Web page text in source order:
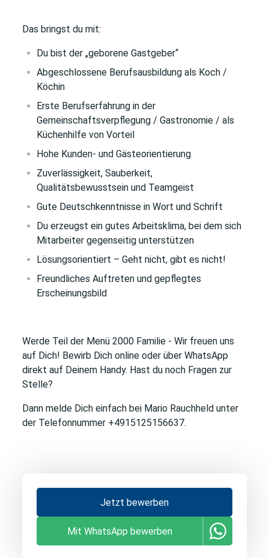
Das bringst du mit:
Du bist der „geborene Gastgeber“
Abgeschlossene Berufsausbildung als Koch /
Köchin
Erste Berufserfahrung in der
Gemeinschaftsverpflegung / Gastronomie / als
Küchenhilfe von Vorteil
Hohe Kunden- und Gästeorientierung
Zuverlässigkeit, Sauberkeit,
Qualitätsbewusstsein und Teamgeist
Gute Deutschkenntnisse in Wort und Schrift
Du erzeugst ein gutes Arbeitsklima, bei dem sich
Mitarbeiter gegenseitig unterstützen
Lösungsorientiert – Geht nicht, gibt es nicht!
Freundliches Auftreten und gepflegtes
Erscheinungsbild
Werde Teil der Menü 2000 Familie - Wir freuen uns
auf Dich! Bewirb Dich online oder über WhatsApp
direkt auf Deinem Handy. Hast du noch Fragen zur
Stelle?
Dann melde Dich einfach bei Mario Rauchheld unter
der Telefonnummer +4915125156637.
Jetzt bewerben
Mit WhatsApp bewerben